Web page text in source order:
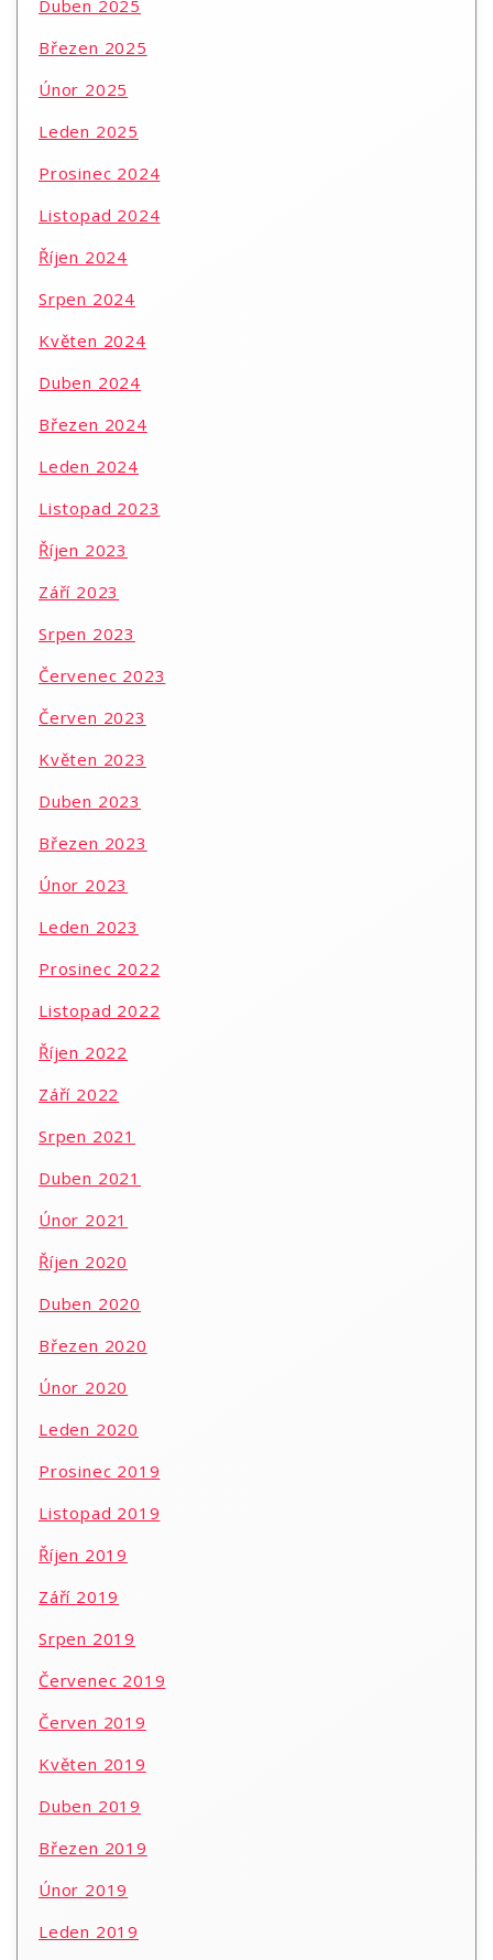
Duben 2025
Březen 2025
Únor 2025
Leden 2025
Prosinec 2024
Listopad 2024
Říjen 2024
Srpen 2024
Květen 2024
Duben 2024
Březen 2024
Leden 2024
Listopad 2023
Říjen 2023
Září 2023
Srpen 2023
Červenec 2023
Červen 2023
Květen 2023
Duben 2023
Březen 2023
Únor 2023
Leden 2023
Prosinec 2022
Listopad 2022
Říjen 2022
Září 2022
Srpen 2021
Duben 2021
Únor 2021
Říjen 2020
Duben 2020
Březen 2020
Únor 2020
Leden 2020
Prosinec 2019
Listopad 2019
Říjen 2019
Září 2019
Srpen 2019
Červenec 2019
Červen 2019
Květen 2019
Duben 2019
Březen 2019
Únor 2019
Leden 2019